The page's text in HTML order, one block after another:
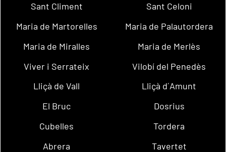
Sant Climent
Sant Celoni
Maria de Martorelles
Maria de Palautordera
Maria de Miralles
Maria de Merlès
Viver i Serrateix
Vilobí del Penedès
Lliçà de Vall
Lliçà d´Amunt
El Bruc
Dosrius
Cubelles
Tordera
Abrera
Tavertet